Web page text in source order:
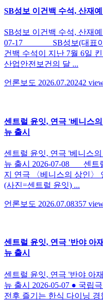
SB성보 이건백 수석, 산재
SB성보 이건백 수석, 산재
07-17 SB성보(대표이사
건백 수석이 지난 7월 6일
산업안전보건의 달 ...
언론보도 2026.07.20242
센트럴 윤잇, 연극 '베니스
뉴 출시
센트럴 윤잇, 연극 '베니스
뉴 출시 2026-07-08 센트
지 연극 〈베니스의 상인〉
(사진=센트럴 윤잇) ...
언론보도 2026.07.08357
센트럴 윤잇, 연극 '반야 아
뉴 출시
센트럴 윤잇, 연극 '반야 아
뉴 출시 2026-05-07 ● 국립
전후 즐기는 한식 다이닝